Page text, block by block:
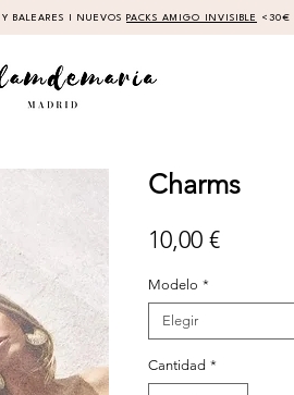
BALEARES I NUEVOS PACKS AMIGO INVISIBLE <30€
Charms
10,00 €Precio
Modelo *
Elegir
Cantidad *